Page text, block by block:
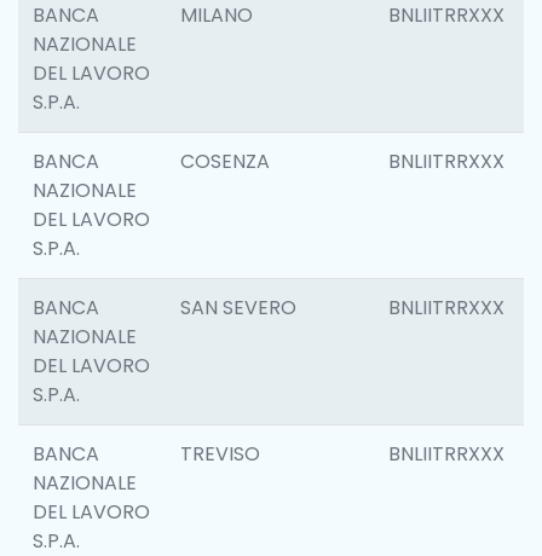
BANCA
NAZIONALE
DEL LAVORO
S.P.A.
MILANO BNLIITRRXXX
BANCA
NAZIONALE
DEL LAVORO
S.P.A.
COSENZA BNLIITRRXXX
BANCA
NAZIONALE
DEL LAVORO
S.P.A.
SAN SEVERO BNLIITRRXXX
BANCA
NAZIONALE
DEL LAVORO
S.P.A.
TREVISO BNLIITRRXXX